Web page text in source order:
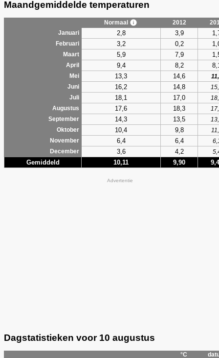
Maandgemiddelde temperaturen
Normaal 2012
Januari
2,8 3,9
Februari 3,2 0,2
Maart 5,9 7,9
April 9,4 8,2
Mei 13,3 14,6
Juni
16,2 14,8
Juli
18,1 17,0
Augustus
17,6 18,3
September
14,3 13,5
Oktober
10,4 9,8
November
6,4 6,4
December
3,6 4,2
Gemiddeld 10,11 9,90
Advertentie
Dagstatistieken voor 10 augustus
°C